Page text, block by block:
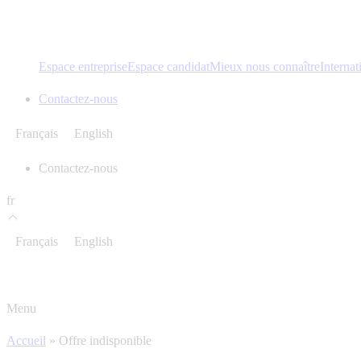
Espace entrepriseEspace candidatMieux nous connaître
Contactez-nous
Français English
Contactez-nous
fr
Français English
Menu
Accueil » Offre indisponible